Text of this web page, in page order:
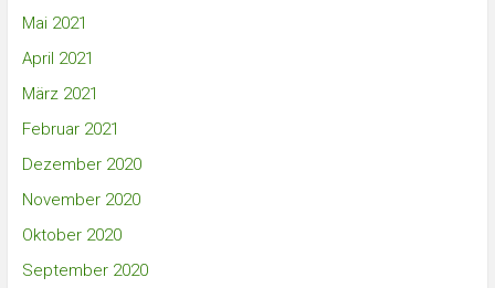
Mai 2021
April 2021
März 2021
Februar 2021
Dezember 2020
November 2020
Oktober 2020
September 2020